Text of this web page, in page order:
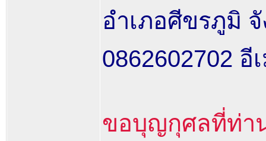
อำเภอศีขรภูมิ
0862602702 อี
ขอบุญกุศลที่ท่า